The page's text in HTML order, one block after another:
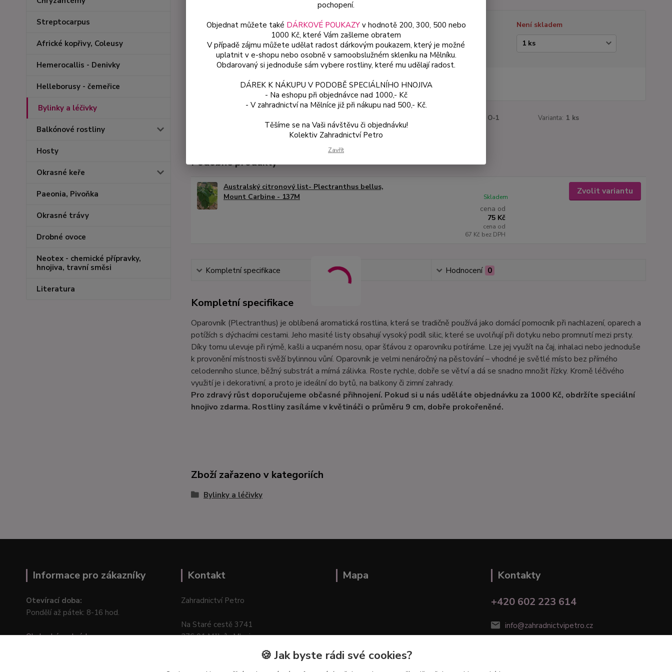
Streptocarpus
Africké kopřivy, Coleusy
Hemerocallis - Denivky
Helleborusy - čemeřice
Bylinky a léčivky
Balkónové rostliny
Hosty
Okrasné keře
Paeonia, Pivoňka
Okrasné trávy
Drobné ovoce
Neotex - chemické přípravky,
hnojiva, travní směsi
Literatura
Dostupnost
Není skladem
Varianta
137 O-1 Varianta: 1 ks
Podobné produkty
Australský citronový list- Plectranthus bellus,
Mount Carbine - 137M
cena od
75 Kč
cena od
67 Kč bez DPH
Skladem
Zvolit variantu
Kompletní specifikace Hodnocení 0
Kompletní specifikace
Oparovník (Plectranthus) je oblíbená aromatická rostlina, která se tradičně používá jako domácí pomocník při nachlazení, oparech a
potížích s dýchacími cestami. Jeho masité listy obsahují vysoký podíl silic, které se uvolňují při dotyku nebo promnutí mezi prsty.
Díky tomu ulevuje při rýmě, kašli a ucpaném nosu, opar šťávou z oparovníku potíráme. Lze jej využít na čaj, inhalaci nebo jednoduše
k provonění místnosti svěží bylinnou vůní. Oparovník je velmi nenáročný na pěstování – vhodné je světlé místo bez přímého
celodenního slunce, běžný substrát a mírná zálivka. Roste rychle, dobře se větví a dá se snadno množit řízky. Kromě léčivého
využití je i dekorativní, a proto je ideální do bytů, na balkony či zimní zahrady.
Pro zdravý růst doporučujeme občasné přihnojení. Pokud si u nás uděláte objednávku za 1000 Kč, obdržíte speciální
hnojivo zdarma. Rostliny zasíláme v květináči o průměru 9 cm, dobře prokořeněné.
Zboží zařazeno v kategoriích
Bylinky a léčivky
Informace pro zákazníky
Otevírací doba:
Pondělí až pátek: 8-16 hod.
Obchodní podmínky
Kontakt
Zahradnictví Petro
Na Staré cestě 3741
276 01 Mělník–Mlazice
Mapa
Kontakty
+420 602 223 614
info@zahradnictvipetro.cz
pochopení.
Objednat můžete také DÁRKOVÉ POUKAZYv hodnotě 200, 300, 500 nebo
1000 Kč, které Vám zašleme obratem
V případě zájmu můžete udělat radost dárkovým poukazem, který je možné
uplatnit v e-shopu nebo osobně v samoobslužném skleníku na Mělníku.
Obdarovaný si jednoduše sám vybere rostliny, které mu udělají radost.
DÁREK K NÁKUPU V PODOBĚ SPECIÁLNÍHO HNOJIVA
- Na eshopu při objednávce nad 1000,- Kč
- V zahradnictví na Mělníce již při nákupu nad 500,- Kč.
Těšíme se na Vaši návštěvu či objednávku!
Kolektiv Zahradnictví Petro
Zavřít
🍪 Jak byste rádi své cookies?